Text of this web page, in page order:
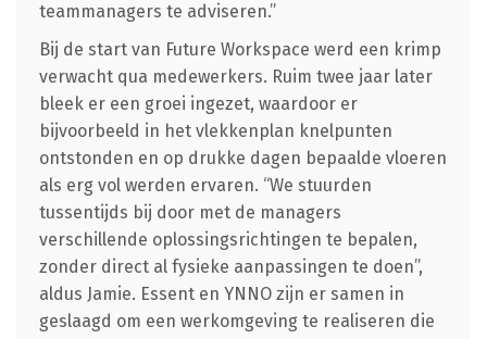
teammanagers te adviseren.”
Bij de start van Future Workspace werd een krimp
verwacht qua medewerkers. Ruim twee jaar later
bleek er een groei ingezet, waardoor er
bijvoorbeeld in het vlekkenplan knelpunten
ontstonden en op drukke dagen bepaalde vloeren
als erg vol werden ervaren. “We stuurden
tussentijds bij door met de managers
verschillende oplossingsrichtingen te bepalen,
zonder direct al fysieke aanpassingen te doen”,
aldus Jamie. Essent en YNNO zijn er samen in
geslaagd om een werkomgeving te realiseren die